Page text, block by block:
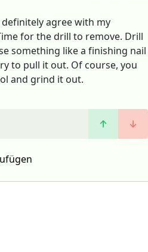
definitely agree with my
for the drill to remove. Drill
something like a finishing nail
to pull it out. Of course, you
and grind it out.